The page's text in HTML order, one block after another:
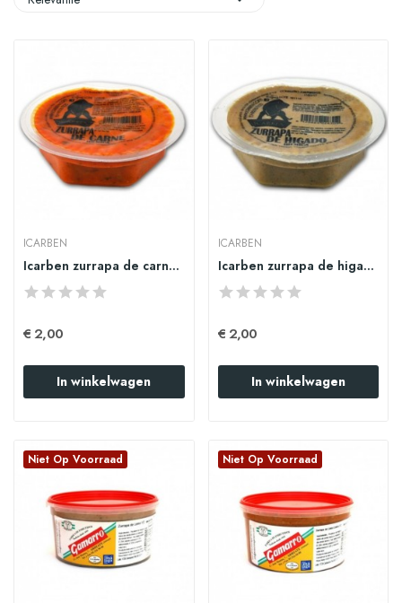
ICARBEN
Icarben zurrapa de carne en manteca colorá 125gr
€ 2,00
In winkelwagen
ICARBEN
Icarben zurrapa de higado 125gr
€ 2,00
In winkelwagen
Niet Op Voorraad Niet Op Voorraad